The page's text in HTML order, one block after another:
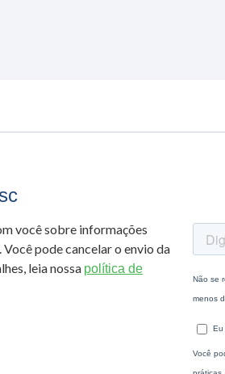
você sobre informações
pode cancelar o envio da
leia nossa política de